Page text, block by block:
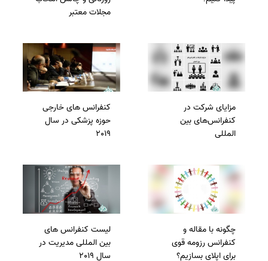
مجلات معتبر
مزایای شرکت در
کنفرانس‌های بین
المللی
کنفرانس های خارجی
حوزه پزشکی در سال
2019
چگونه با مقاله و
کنفرانس رزومه قوی
برای اپلای بسازیم؟
لیست کنفرانس های
بین المللی مدیریت در
سال 2019